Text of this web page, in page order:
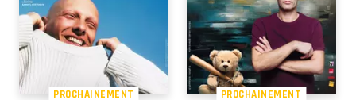
PROCHAINEMENT PROCHAINEMENT